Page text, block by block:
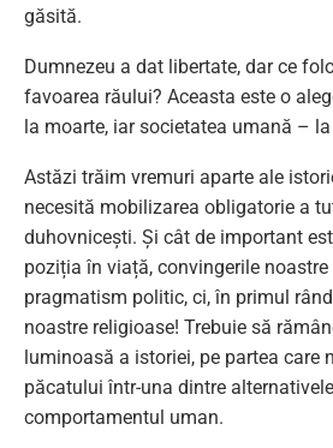
găsită.
Dumnezeu a dat libertate, dar ce
favoarea răului? Aceasta este o
la moarte, iar societatea umană –
Astăzi trăim vremuri aparte ale
necesită mobilizarea obligatorie a
duhovnicești. Și cât de important
poziția în viață, convingerile
pragmatism politic, ci, în primul
noastre religioase! Trebuie să
luminoasă a istoriei, pe partea care
păcatului într-una dintre
comportamentul uman.